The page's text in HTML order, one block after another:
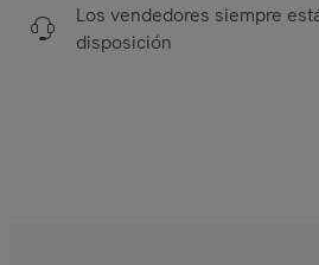
Los vendedores siempre
disposición